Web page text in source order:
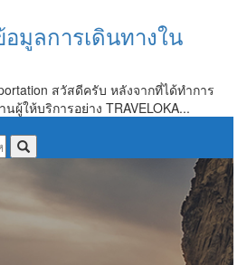
มูลการเดินทางใน
สวัสดีครับ หลังจากที่ได้ทำการ
ผู้ให้บริการอย่าง TRAVELOKA...